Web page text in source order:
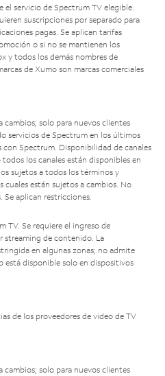
el servicio de Spectrum TV elegible.
suscripciones por separado para
pagas. Se aplican tarifas
o si no se mantienen los
y todos los demás nombres de
de Xumo son marcas comerciales
solo para nuevos clientes
servicios de Spectrum en los últimos
Spectrum. Disponibilidad de canales
los canales están disponibles en
sujetos a todos los términos y
cuales están sujetos a cambios. No
Se aplican restricciones.
TV. Se requiere el ingreso de
streaming de contenido. La
en algunas zonas; no admite
está disponible solo en dispositivos
de los proveedores de video de TV
solo para nuevos clientes